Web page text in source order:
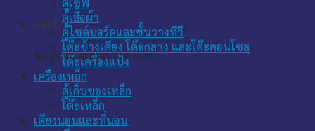
Cart
No products in the cart.
ตู้เสื้อผ้า
ตู้ไซด์บอร์ดและชั้นวางทีวี
โต๊ะข้างเตียง โต๊ะกลาง และโต๊ะคอนโซล
โต๊ะเครื่องแป้ง
เครื่องเหล็ก
ตู้เก็บของเหล็ก
โต๊ะเหล็ก
เตียงนอนและที่นอน